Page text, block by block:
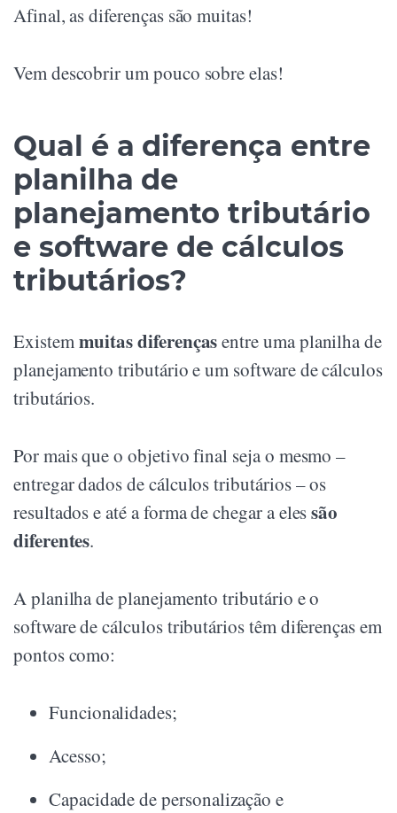
Afinal, as diferenças são muitas!
Vem descobrir um pouco sobre elas!
Qual é a diferença entre
planilha de
planejamento tributário
e software de cálculos
tributários?
Existemmuitas diferençasentre uma planilha de
planejamento tributário e um software de cálculos
tributários.
Por mais que o objetivo final seja o mesmo –
entregar dados de cálculos tributários – os
resultados e até a forma de chegar a elessão
diferentes.
A planilha de planejamento tributário e o
software de cálculos tributários têm diferenças em
pontos como:
Funcionalidades;
Acesso;
Capacidade de personalização e